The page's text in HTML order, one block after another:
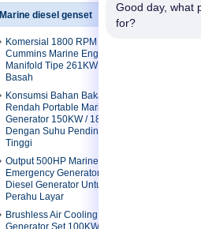
Marine diesel genset
Komersial 1800 RPM
Cummins Marine Engine
Manifold Tipe 261KW 350BHP
Basah
Konsumsi Bahan Bakar
Rendah Portable Marine
Generator 150KW / 188KVA
Dengan Suhu Pendingin
Tinggi
Output 500HP Marine
Emergency Generator, Marine
Diesel Generator Untuk
Perahu Layar
Brushless Air Cooling Marine
Generator Set 100KW /
Hubungi
Good day, what
for?